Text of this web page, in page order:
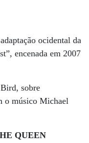
ocidental da
encenada em 2007
sobre
o músico Michael
QUEEN